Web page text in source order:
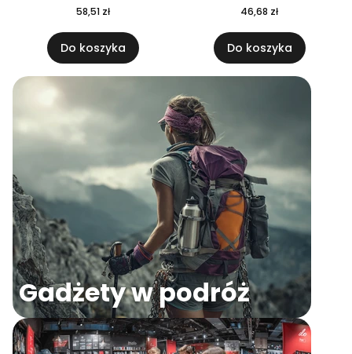
58,51 zł
Do koszyka
46,68 zł
Do koszyka
Gadżety w podróż